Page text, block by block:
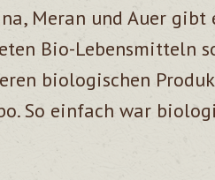
Meran und Auer gibt
Bio-Lebensmitteln
biologischen
So einfach war